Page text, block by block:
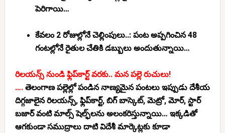
పెరిగాయి…
కేవలం 2 రోజుల్లోనే చెల్లింపులు..:పంట అప్పగించిన 48
గంటల్లోనే రైతుల చేతికి డబ్బులు అందుతున్నాయి…
రిలయన్స్ నుండి ఫ్లిప్‌కార్ట్ వరకు.. మన పల్లె రుచులు!
…. తెలంగాణ పల్లెల్లో పండిన నాణ్యమైన పంటలు ఇప్పుడు దేశీయ
దిగ్గజాలైనరిలయన్స్, ఫ్లిప్‌కార్ట్, బిగ్ బాస్కెట్, మెట్రో, మోర్, స్టార్
బజార్వంటి మాల్స్ షెల్ఫ్‌లను అలంకరిస్తున్నాయి… ఇక్కడితో
ఆగకుండా సముద్రాలు దాటి విదేశీ మార్కెట్లకు కూడా